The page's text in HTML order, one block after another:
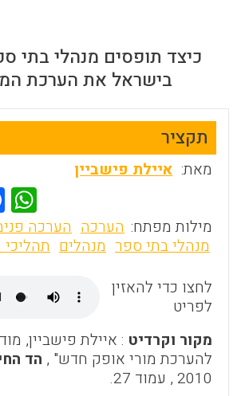
כיצד תופסים מנהלי בתי
בישראל את הערכת
תקציר
מאת: איילת פישביין
מילות מפתח: הערכה הערכה
מנהלי בתי ספר מנהלים
לחצו כדי להאזין
לפריט
מקור וקרדיט : איילת פישביין,
להערכת מורי אופק חדש" , הד
2010 , עמוד 27.